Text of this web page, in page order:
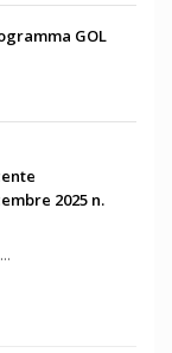
GOL
2025 n.